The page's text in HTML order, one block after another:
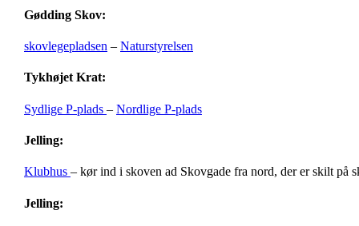
Gødding Skov:
skovlegepladsen – Naturstyrelsen
Tykhøjet Krat:
Sydlige P-plads – Nordlige P-plads
Jelling:
Klubhus – kør ind i skoven ad Skovgade fra nord, der er skilt på
Jelling: